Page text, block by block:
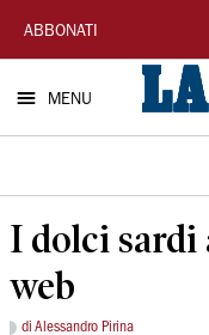
La
Nuova
Sardegna
ABBONATI
MENU
I dolci sardi
web
di Alessandro Pirina